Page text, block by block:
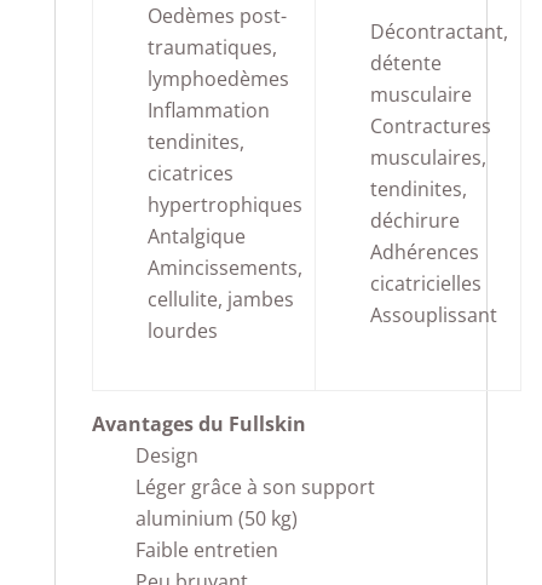
Oedèmes post-
traumatiques,
lymphoedèmes
Inflammation
tendinites,
cicatrices
hypertrophiques
Antalgique
Amincissements,
cellulite, jambes
lourdes
Décontractant,
détente
musculaire
Contractures
musculaires,
tendinites,
déchirure
Adhérences
cicatricielles
Assouplissant
Avantages du Fullskin
Design
Léger grâce à son support
aluminium (50 kg)
Faible entretien